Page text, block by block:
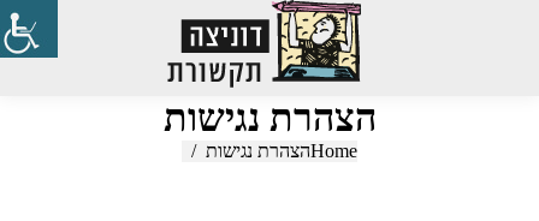
Search:
הצהרת נגישות
You are here:
Homeהצהרת נגישות